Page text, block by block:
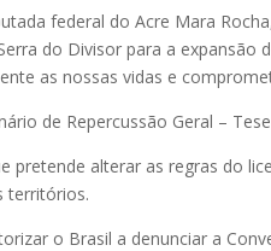
federal do Acre Mara
do Divisor para a
as nossas vidas e
de Repercussão Geral –
pretende alterar as regras do
territórios.
o Brasil a denunciar a